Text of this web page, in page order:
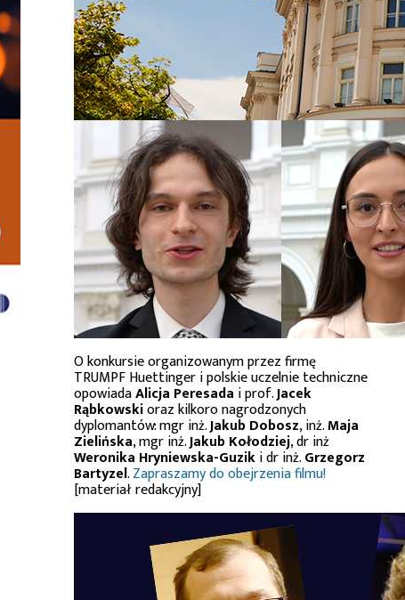
O konkursie organizowanym przez firmę
TRUMPF Huettinger i polskie uczelnie techniczne
opowiadaAlicja Peresada i prof.Jacek
Rąbkowskioraz kilkoro nagrodzonych
dyplomantów: mgr inż.Jakub Dobosz, inż.Maja
Zielińska, mgr inż.Jakub Kołodziej, dr inż
Weronika Hryniewska-Guziki dr inż.Grzegorz
Bartyzel.Zapraszamy do obejrzenia filmu!
[materiał redakcyjny]